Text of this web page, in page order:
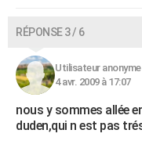
RÉPONSE 3 / 6
Utilisateur anonyme
4 avr. 2009 à 17:07
nous y sommes allée
duden,qui n est pas